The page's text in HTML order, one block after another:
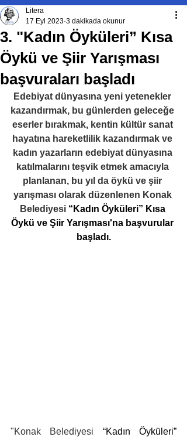
3. "Kadın Öyküleri” Kısa
Öykü ve Şiir Yarışması
başvuraları başladı
Litera
17 Eyl 2023 3 dakikada okunur
Edebiyat dünyasına yeni yetenekler
kazandırmak, bu günlerden geleceğe
eserler bırakmak, kentin kültür sanat
hayatına hareketlilik kazandırmak ve
kadın yazarların edebiyat dünyasına
katılmalarını teşvik etmek amacıyla
planlanan, bu yıl da öykü ve şiir
yarışması olarak düzenlenen Konak
Belediyesi “Kadın Öyküleri” Kısa
Öykü ve Şiir Yarışması'na başvurular
başladı.
"Konak Belediyesi “Kadın Öyküleri”